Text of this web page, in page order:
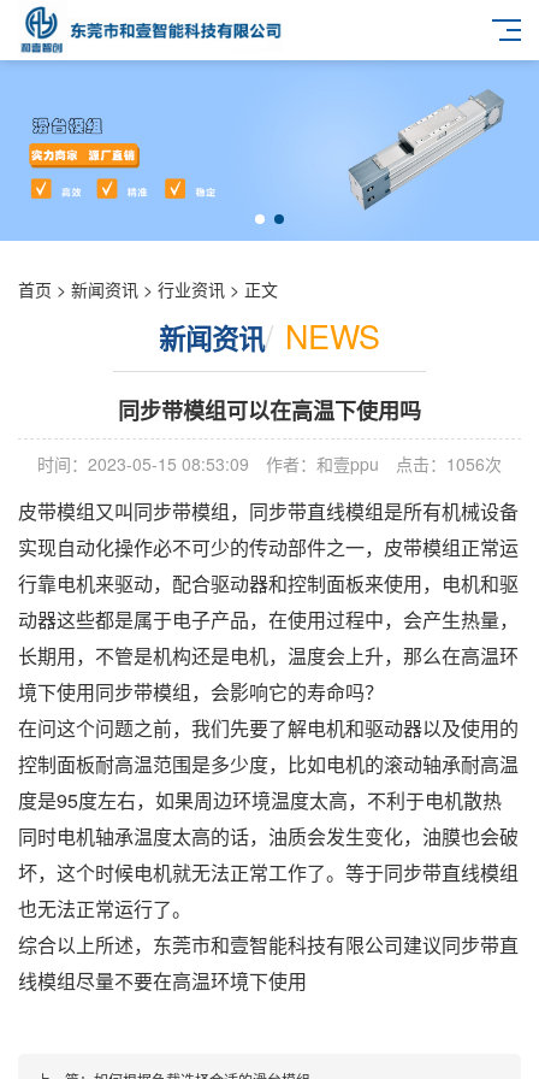
首页 > 新闻资讯 > 行业资讯 > 正文
新闻资讯/ NEWS
同步带模组可以在高温下使用吗
时间：2023-05-15 08:53:09 作者：和壹ppu 点击：1056次
皮带模组又叫同步带模组，同步带直线模组是所有机械设备
实现自动化操作必不可少的传动部件之一，皮带模组正常运
行靠电机来驱动，配合驱动器和控制面板来使用，电机和驱
动器这些都是属于电子产品，在使用过程中，会产生热量，
长期用，不管是机构还是电机，温度会上升，那么在高温环
境下使用同步带模组，会影响它的寿命吗？
在问这个问题之前，我们先要了解电机和驱动器以及使用的
控制面板耐高温范围是多少度，比如电机的滚动轴承耐高温
度是95度左右，如果周边环境温度太高，不利于电机散热
同时电机轴承温度太高的话，油质会发生变化，油膜也会破
坏，这个时候电机就无法正常工作了。等于同步带直线模组
也无法正常运行了。
综合以上所述，东莞市和壹智能科技有限公司建议同步带直
线模组尽量不要在高温环境下使用